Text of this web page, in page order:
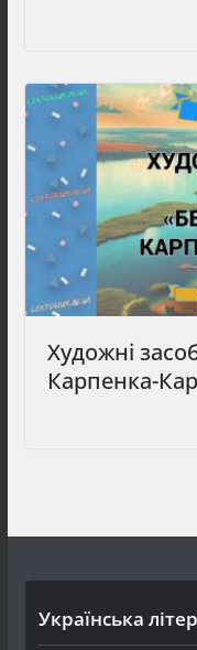
Художні
Карпенка-
Українська